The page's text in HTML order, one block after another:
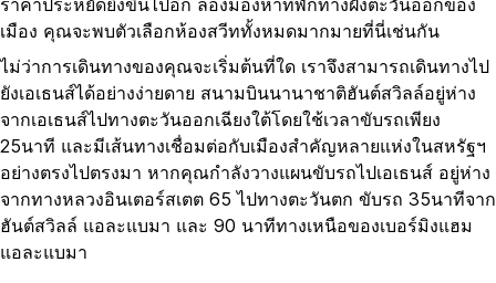
ราคาประหยัดยิ่งขึ้นไปอีก ลองมองหาที่พักทางฝั่งตะวันออกของ
เมือง คุณจะพบตัวเลือกห้องสวีททั้งหมดมากมายที่นี่เช่นกัน
ไม่ว่าการเดินทางของคุณจะเริ่มต้นที่ใด เราจึงสามารถเดินทางไป
ยังเอเธนส์ได้อย่างง่ายดาย สนามบินนานาชาติฮันต์สวิลล์อยู่ห่าง
จากเอเธนส์ไปทางตะวันออกเฉียงใต้โดยใช้เวลาขับรถเพียง
25นาที และมีเส้นทางเชื่อมต่อกับเมืองสำคัญหลายแห่งในสหรัฐฯ
อย่างตรงไปตรงมา หากคุณกำลังวางแผนขับรถไปเอเธนส์ อยู่ห่าง
จากทางหลวงอินเตอร์สเตต 65 ไปทางตะวันตก ขับรถ 35นาทีจาก
ฮันต์สวิลล์ แอละแบมา และ 90 นาทีทางเหนือของเบอร์มิงแฮม
แอละแบมา